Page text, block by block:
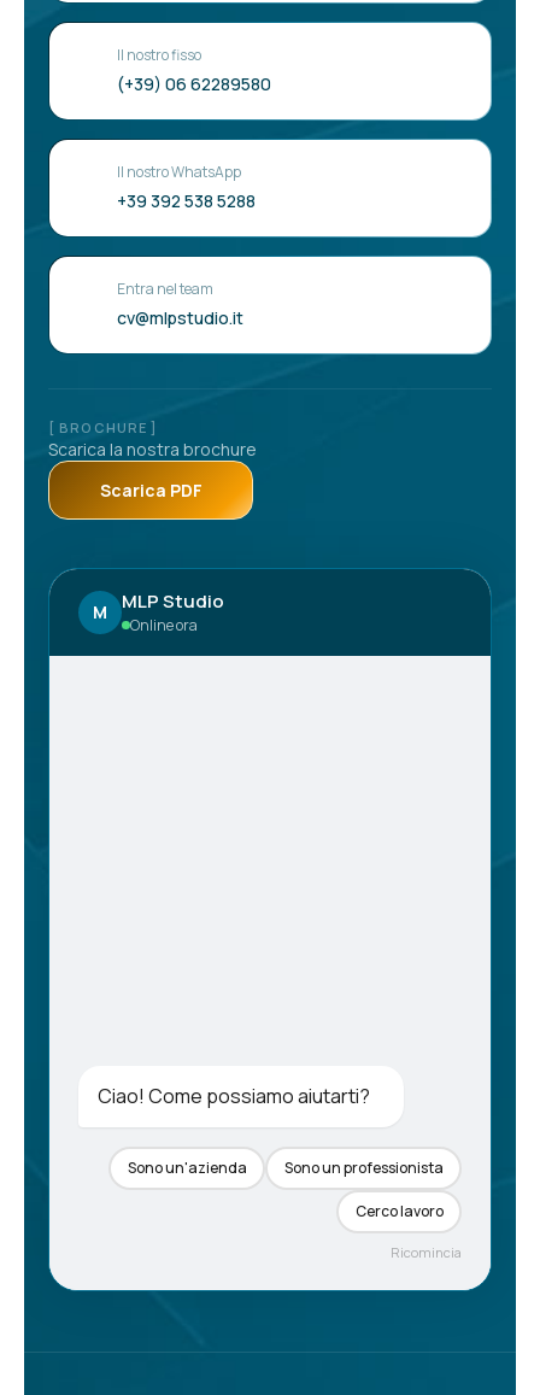
Il nostro fisso
(+39) 06 62289580
Il nostro WhatsApp
+39 392 538 5288
Entra nel team
cv@mlpstudio.it
[ BROCHURE ]
Scarica la nostra brochure
Scarica PDF
M MLP Studio
Online ora
Ciao! Come possiamo aiutarti?
Sono un'azienda Sono un professionista
Cerco lavoro
Ricomincia